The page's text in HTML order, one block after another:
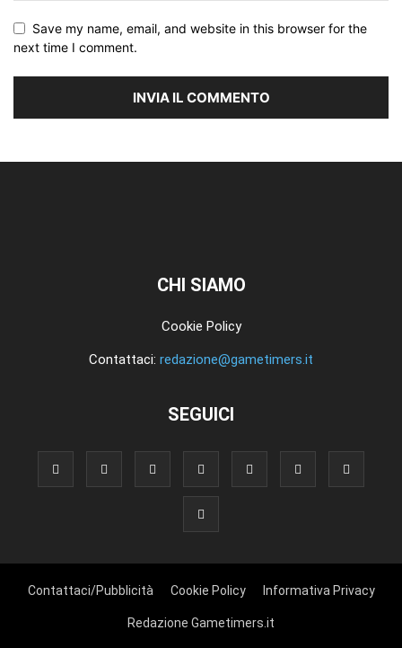
Save my name, email, and website in this browser for the
next time I comment.
CHI SIAMO
Cookie Policy
Contattaci: redazione@gametimers.it
SEGUICI
Contattaci/Pubblicità Cookie Policy Informativa Privacy
Redazione Gametimers.it